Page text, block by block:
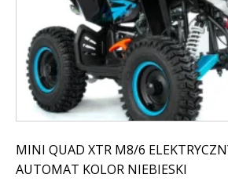
MINI QUAD XTR M8/6
AUTOMAT KOLOR NIEBIESKI